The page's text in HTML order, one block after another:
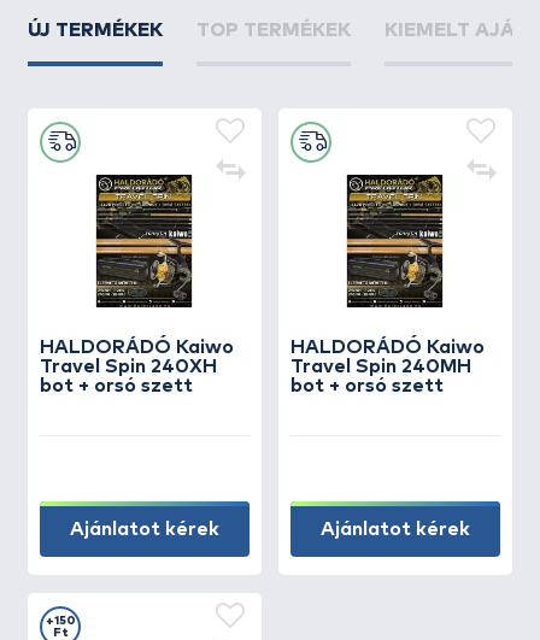
ÚJ TERMÉKEK TOP TERMÉKEK KIEMELT
HALDORÁDÓ Kaiwo
Travel Spin 240XH
bot + orsó szett
Ajánlatot kérek
HALDORÁDÓ Kaiwo
Travel Spin 240MH
bot + orsó szett
Ajánlatot kérek
+150
Ft